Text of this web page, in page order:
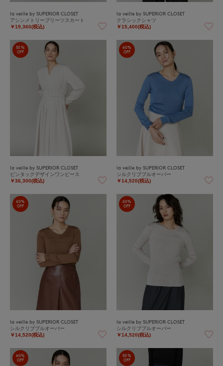
la veille by SUPERIOR CLOSET
アシンメトリープリーツスカート
￥19,360(税込)
la veille by SUPERIOR CLOSET
クラシックシャツ
￥15,400(税込)
50%
OFF
la veille by SUPERIOR CLOSET
ピンタックデザインワンピース
￥36,300(税込)
60%
OFF
la veille by SUPERIOR CLOSET
シルクリブプルオーバー
￥14,520(税込)
60%
OFF
la veille by SUPERIOR CLOSET
シルクリブプルオーバー
￥14,520(税込)
60%
OFF
la veille by SUPERIOR CLOSET
シルクリブプルオーバー
￥14,520(税込)
60%
OFF
50%
OFF